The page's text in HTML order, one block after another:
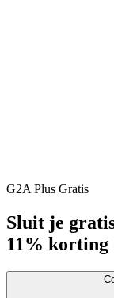
G2A Plus Gratis
Sluit je
11% korting